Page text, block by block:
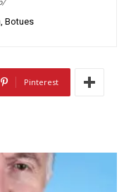
Botues
Pinterest